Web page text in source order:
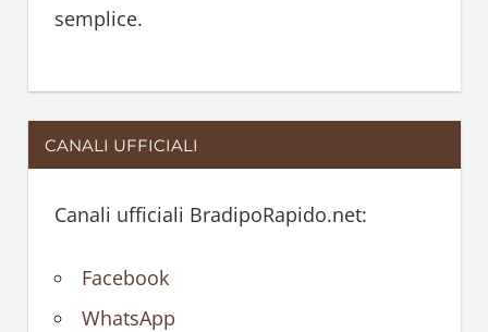
semplice.
CANALI UFFICIALI
Canali ufficiali BradipoRapido.net:
Facebook
WhatsApp